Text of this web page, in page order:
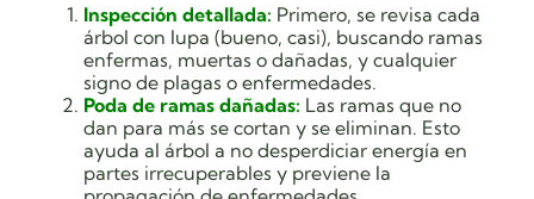
Inspección detallada: Primero, se revisa cada
árbol con lupa (bueno, casi), buscando ramas
enfermas, muertas o dañadas, y cualquier
signo de plagas o enfermedades.
Poda de ramas dañadas: Las ramas que no
dan para más se cortan y se eliminan. Esto
ayuda al árbol a no desperdiciar energía en
partes irrecuperables y previene la